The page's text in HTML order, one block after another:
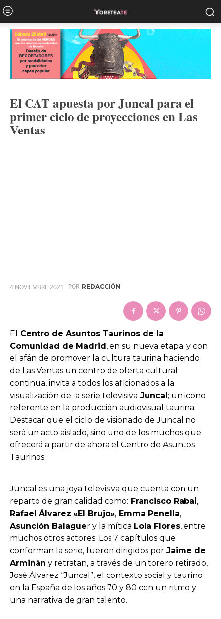
El CAT apuesta por Juncal para el
primer ciclo de proyecciones en Las
Ventas
4 NOVIEMBRE 2021 POR REDACCIÓN
El
Centro de Asuntos Taurinos de la
Comunidad de Madrid, en su nueva etapa, y con
el afán de promover la cultura taurina haciendo
de Las Ventas un centro de oferta cultural
continua, invita a todos los aficionados a la
visualización de la serie televisiva Juncal; un icono
referente en la producción audiovisual taurina.
Destacar que el ciclo de visionado de Juncal no
será un acto aislado, sino uno de los muchos que
ofrecerá a partir de ahora el Centro de Asuntos
Taurinos.
Juncal es una joya televisiva que cuenta con un
reparto de gran calidad como: Francisco Raba l,
Rafael Álvarez «El Brujo», Emma Penella,
Asunción Balaguer y la mítica Lola Flores, entre
muchos otros actores. Los 7 capítulos que
conforman la serie, fueron dirigidos por Jaime de
Armiñán y retratan, a través de un torero retirado,
José Álvarez “Juncal”, el contexto social y taurino
en la España de los años 70 y 80 con un ritmo y
una narrativa de gran talento.